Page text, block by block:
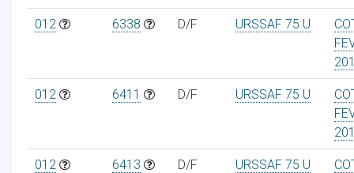
012 6338 D/F URSSAF 75 U
012 6411 D/F URSSAF 75 U
012 6413 D/F URSSAF 75 U